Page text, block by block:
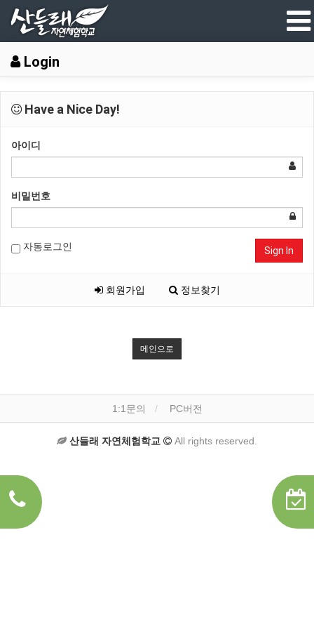
Login
Have a Nice Day!
아이디
비밀번호
자동로그인 Sign In
회원가입 정보찾기
메인으로
1:1문의 PC버전
산들래 자연체험학교 All rights reserved.